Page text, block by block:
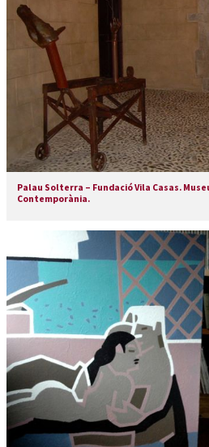
Palau Solterra – Fundació Vila Casas.
Contemporània.